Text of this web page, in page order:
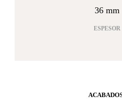
36 mm
ESPESOR